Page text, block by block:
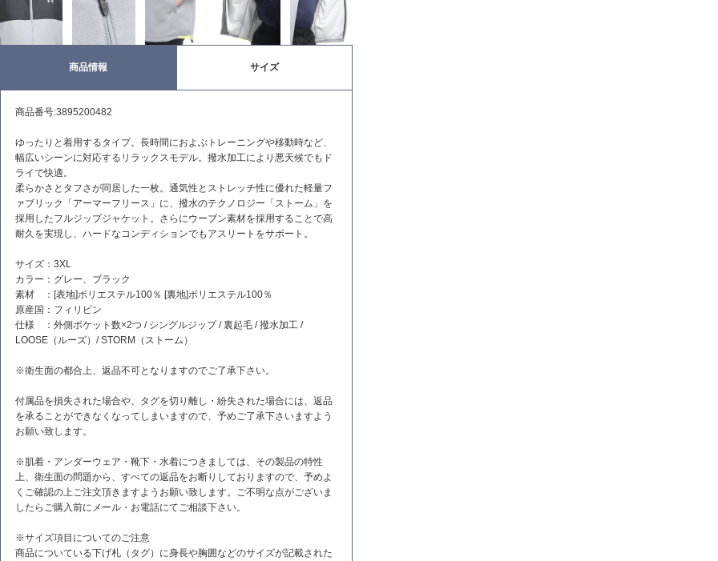
商品情報 サイズ
商品番号:3895200482
ゆったりと着用するタイプ。長時間におよぶトレーニングや移動時など、
幅広いシーンに対応するリラックスモデル。撥水加工により悪天候でもド
ライで快適。
柔らかさとタフさが同居した一枚。通気性とストレッチ性に優れた軽量フ
ァブリック「アーマーフリース」に、撥水のテクノロジー「ストーム」を
採用したフルジップジャケット。さらにウーブン素材を採用することで高
耐久を実現し、ハードなコンディションでもアスリートをサポート。
サイズ：3XL
カラー：グレー、ブラック
素材 ：[表地]ポリエステル100％ [裏地]ポリエステル100％
原産国：フィリピン
仕様 ：外側ポケット数×2つ / シングルジップ / 裏起毛 / 撥水加工 /
LOOSE（ルーズ）/ STORM（ストーム）
※衛生面の都合上、返品不可となりますのでご了承下さい。
付属品を損失された場合や、タグを切り離し・紛失された場合には、返品
を承ることができなくなってしまいますので、予めご了承下さいますよう
お願い致します。
※肌着・アンダーウェア・靴下・水着につきましては、その製品の特性
上、衛生面の問題から、すべての返品をお断りしておりますので、予めよ
くご確認の上ご注文頂きますようお願い致します。ご不明な点がございま
したらご購入前にメール・お電話にてご相談下さい。
※サイズ項目についてのご注意
商品についている下げ札（タグ）に身長や胸囲などのサイズが記載された